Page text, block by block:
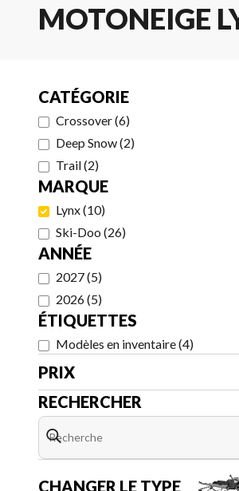
MOTONEIGE
CATÉGORIE
Crossover(6)
Deep Snow(2)
Trail(2)
MARQUE
Lynx(10)
Ski-Doo (26)
ANNÉE
2027(5)
2026(5)
ÉTIQUETTES
Modèles en inventaire(4)
PRIX
RECHERCHER
CHANGER LE TYPE